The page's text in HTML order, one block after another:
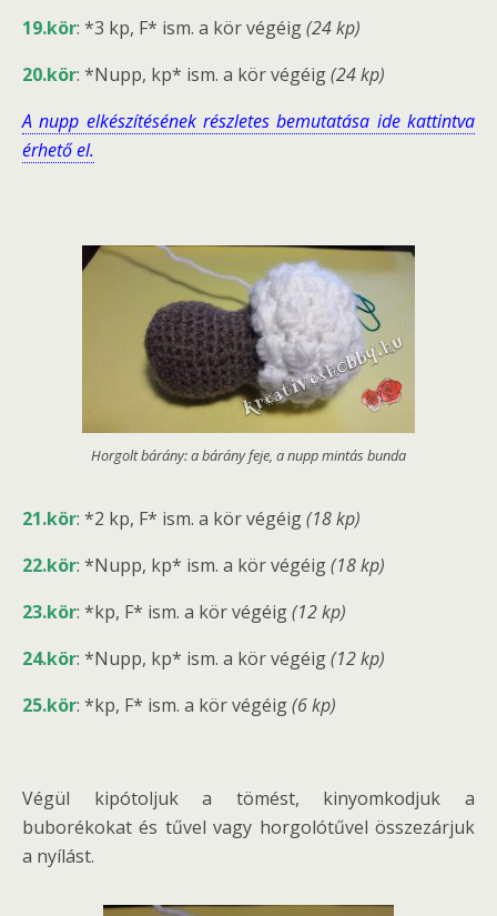
19.kör: *3 kp, F* ism. a kör végéig(24 kp)
20.kör: *Nupp, kp* ism. a kör végéig(24 kp)
A nupp elkészítésének részletes bemutatása ide kattintva
érhető el.
Horgolt bárány: a bárány feje, a nupp mintás bunda
21.kör: *2 kp, F* ism. a kör végéig(18 kp)
22.kör: *Nupp, kp* ism. a kör végéig(18 kp)
23.kör: *kp, F* ism. a kör végéig(12 kp)
24.kör: *Nupp, kp* ism. a kör végéig(12 kp)
25.kör: *kp, F* ism. a kör végéig(6 kp)
Végül kipótoljuk a tömést, kinyomkodjuk a
buborékokat és tűvel vagy horgolótűvel összezárjuk
a nyílást.